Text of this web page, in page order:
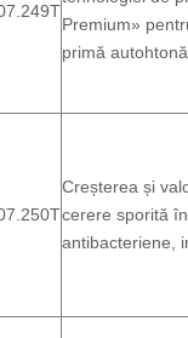
Premium»
primă
Creșterea și
cerere sporită
antibacteriene,